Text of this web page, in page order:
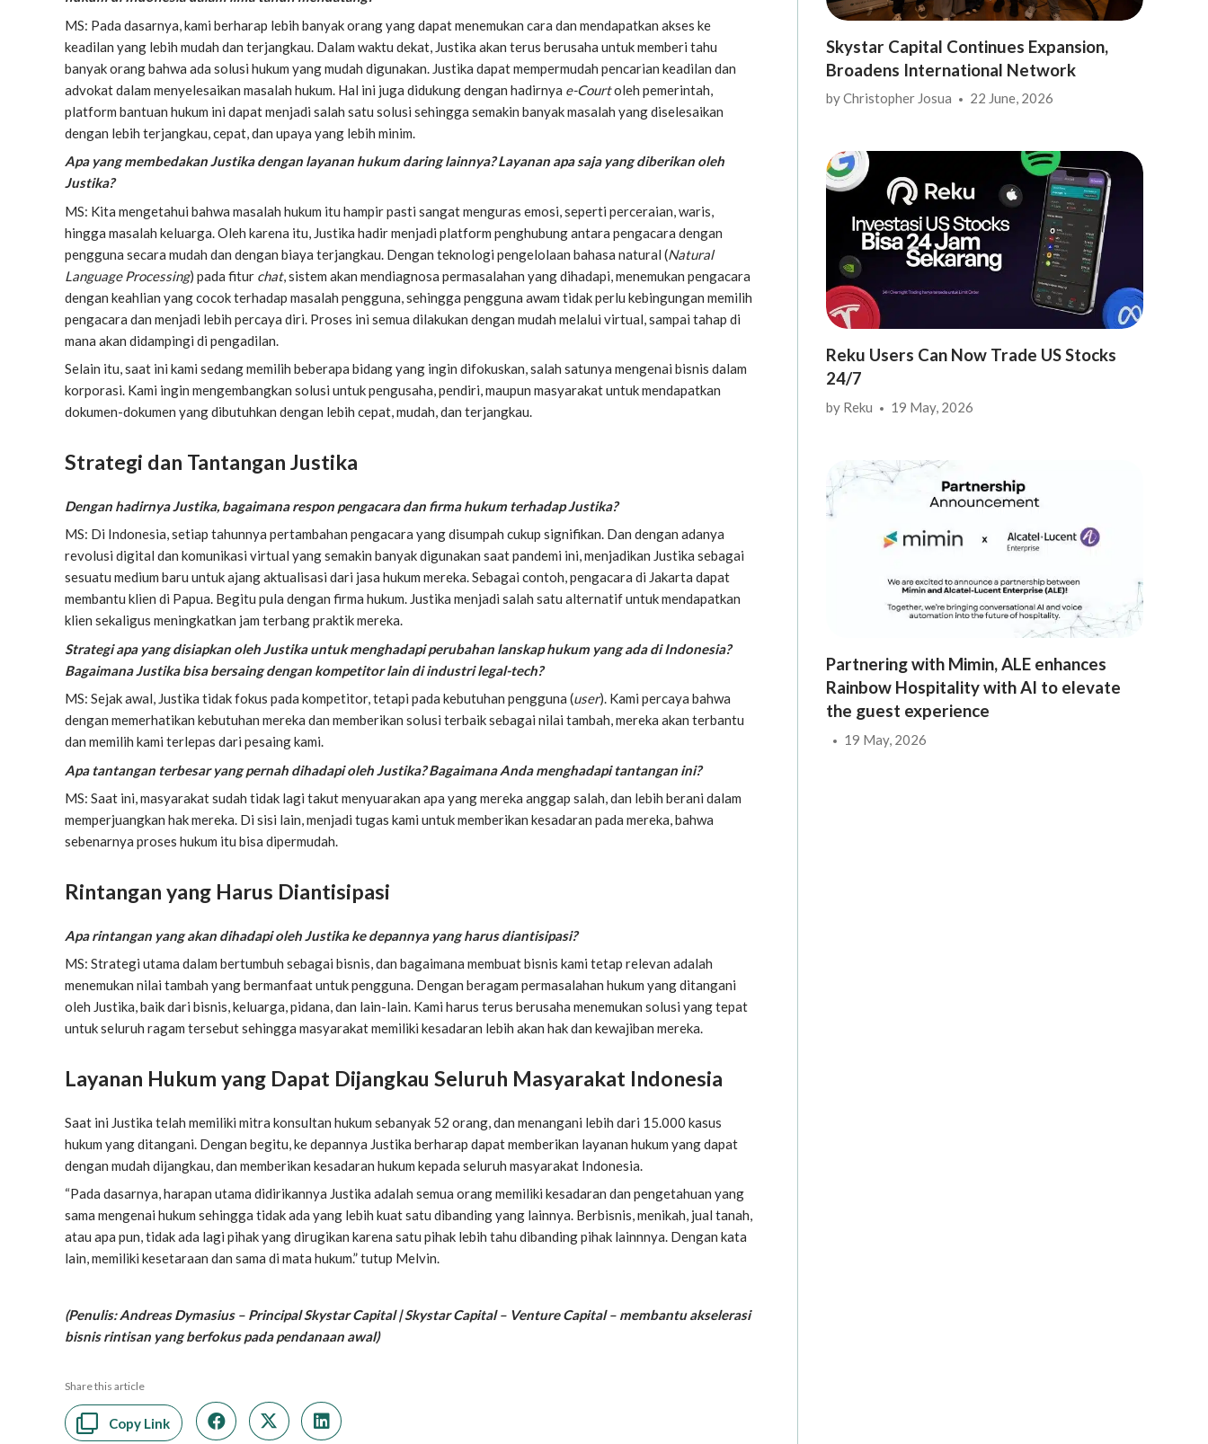
MS: Pada dasarnya, kami berharap lebih banyak orang yang dapat menemukan cara dan mendapatkan akses ke
keadilan yang lebih mudah dan terjangkau. Dalam waktu dekat, Justika akan terus berusaha untuk memberi tahu
banyak orang bahwa ada solusi hukum yang mudah digunakan. Justika dapat mempermudah pencarian keadilan dan
advokat dalam menyelesaikan masalah hukum. Hal ini juga didukung dengan hadirnya e-Courtoleh pemerintah,
platform bantuan hukum ini dapat menjadi salah satu solusi sehingga semakin banyak masalah yang diselesaikan
dengan lebih terjangkau, cepat, dan upaya yang lebih minim.
Apa yang membedakan Justika dengan layanan hukum daring lainnya? Layanan apa saja yang diberikan oleh
Justika?
MS: Kita mengetahui bahwa masalah hukum itu hampir pasti sangat menguras emosi, seperti perceraian, waris,
hingga masalah keluarga. Oleh karena itu, Justika hadir menjadi platform penghubung antara pengacara dengan
pengguna secara mudah dan dengan biaya terjangkau. Dengan teknologi pengelolaan bahasa natural (Natural
Language Processing) pada fitur chat, sistem akan mendiagnosa permasalahan yang dihadapi, menemukan pengacara
dengan keahlian yang cocok terhadap masalah pengguna, sehingga pengguna awam tidak perlu kebingungan memilih
pengacara dan menjadi lebih percaya diri. Proses ini semua dilakukan dengan mudah melalui virtual, sampai tahap di
mana akan didampingi di pengadilan.
Selain itu, saat ini kami sedang memilih beberapa bidang yang ingin difokuskan, salah satunya mengenai bisnis dalam
korporasi. Kami ingin mengembangkan solusi untuk pengusaha, pendiri, maupun masyarakat untuk mendapatkan
dokumen-dokumen yang dibutuhkan dengan lebih cepat, mudah, dan terjangkau.
Strategi dan Tantangan Justika
Dengan hadirnya Justika, bagaimana respon pengacara dan firma hukum terhadap Justika?
MS: Di Indonesia, setiap tahunnya pertambahan pengacara yang disumpah cukup signifikan. Dan dengan adanya
revolusi digital dan komunikasi virtual yang semakin banyak digunakan saat pandemi ini, menjadikan Justika sebagai
sesuatu medium baru untuk ajang aktualisasi dari jasa hukum mereka. Sebagai contoh, pengacara di Jakarta dapat
membantu klien di Papua. Begitu pula dengan firma hukum. Justika menjadi salah satu alternatif untuk mendapatkan
klien sekaligus meningkatkan jam terbang praktik mereka.
Strategi apa yang disiapkan oleh Justika untuk menghadapi perubahan lanskap hukum yang ada di Indonesia?
Bagaimana Justika bisa bersaing dengan kompetitor lain di industri legal-tech?
MS: Sejak awal, Justika tidak fokus pada kompetitor, tetapi pada kebutuhan pengguna (user). Kami percaya bahwa
dengan memerhatikan kebutuhan mereka dan memberikan solusi terbaik sebagai nilai tambah, mereka akan terbantu
dan memilih kami terlepas dari pesaing kami.
Apa tantangan terbesar yang pernah dihadapi oleh Justika? Bagaimana Anda menghadapi tantangan ini?
MS: Saat ini, masyarakat sudah tidak lagi takut menyuarakan apa yang mereka anggap salah, dan lebih berani dalam
memperjuangkan hak mereka. Di sisi lain, menjadi tugas kami untuk memberikan kesadaran pada mereka, bahwa
sebenarnya proses hukum itu bisa dipermudah.
Rintangan yang Harus Diantisipasi
Apa rintangan yang akan dihadapi oleh Justika ke depannya yang harus diantisipasi?
MS: Strategi utama dalam bertumbuh sebagai bisnis, dan bagaimana membuat bisnis kami tetap relevan adalah
menemukan nilai tambah yang bermanfaat untuk pengguna. Dengan beragam permasalahan hukum yang ditangani
oleh Justika, baik dari bisnis, keluarga, pidana, dan lain-lain. Kami harus terus berusaha menemukan solusi yang tepat
untuk seluruh ragam tersebut sehingga masyarakat memiliki kesadaran lebih akan hak dan kewajiban mereka.
Layanan Hukum yang Dapat Dijangkau Seluruh Masyarakat Indonesia
Saat ini Justika telah memiliki mitra konsultan hukum sebanyak 52 orang, dan menangani lebih dari 15.000 kasus
hukum yang ditangani. Dengan begitu, ke depannya Justika berharap dapat memberikan layanan hukum yang dapat
dengan mudah dijangkau, dan memberikan kesadaran hukum kepada seluruh masyarakat Indonesia.
“Pada dasarnya, harapan utama didirikannya Justika adalah semua orang memiliki kesadaran dan pengetahuan yang
sama mengenai hukum sehingga tidak ada yang lebih kuat satu dibanding yang lainnya. Berbisnis, menikah, jual tanah,
atau apa pun, tidak ada lagi pihak yang dirugikan karena satu pihak lebih tahu dibanding pihak lainnnya. Dengan kata
lain, memiliki kesetaraan dan sama di mata hukum.” tutup Melvin.
(Penulis: Andreas Dymasius – Principal Skystar Capital | Skystar Capital – Venture Capital – membantu akselerasi
bisnis rintisan yang berfokus pada pendanaan awal)
Share this article
Copy Link
Skystar Capital Continues Expansion,
Broadens International Network
byChristopher Josua 22 June, 2026
Reku Users Can Now Trade US Stocks
24/7
by Reku 19 May, 2026
Partnering with Mimin, ALE enhances
Rainbow Hospitality with AI to elevate
the guest experience
19 May, 2026